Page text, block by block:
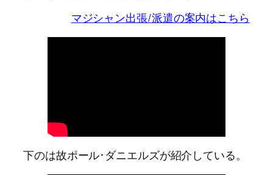
マジシャン出張/派遣の案内はこちら
下のは故ポール･ダニエルズが紹介している。